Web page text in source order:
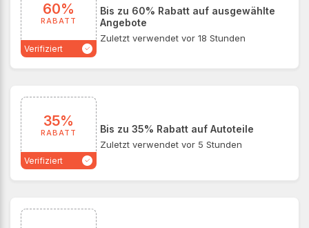
60%
RABATT
Verifiziert
Bis zu 60% Rabatt auf ausgewählte
Angebote
Zuletzt verwendet vor 18 Stunden
35%
RABATT
Verifiziert
Bis zu 35% Rabatt auf Autoteile
Zuletzt verwendet vor 5 Stunden